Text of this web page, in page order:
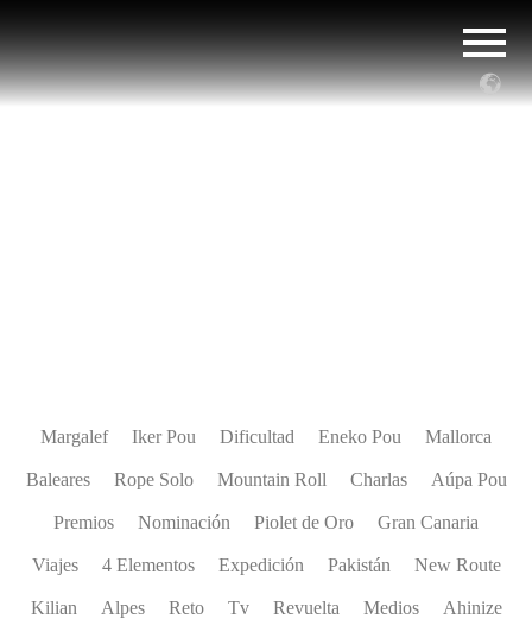
Margalef Iker Pou Dificultad Eneko Pou Mallorca
Baleares Rope Solo Mountain Roll Charlas Aúpa Pou
Premios Nominación Piolet de Oro Gran Canaria
Viajes 4 Elementos Expedición Pakistán New Route
Kilian Alpes Reto Tv Revuelta Medios Ahinize